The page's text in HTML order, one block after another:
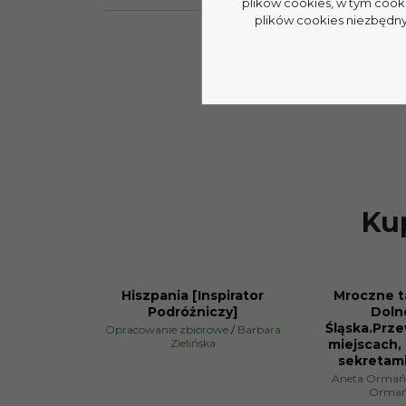
PROMOCJA
Hiszpania [Inspirator
Podróżniczy]
Opracowanie zbiorowe / Barbara
Zielińska
PROMOCJA
Mroczne
miejscach,
Aneta
plików cookies